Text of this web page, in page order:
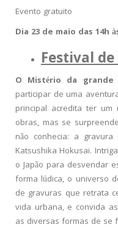
Evento gratuito
Dia 23 de maio das 14h
Festival de
O Mistério da grande
participar de uma
principal acredita ter um
obras, mas se
não conhecia: a
Katsushika Hokusai.
o Japão para desvendar
forma lúdica, o universo
de gravuras que retrata
vida urbana, e convida
as diversas formas de se